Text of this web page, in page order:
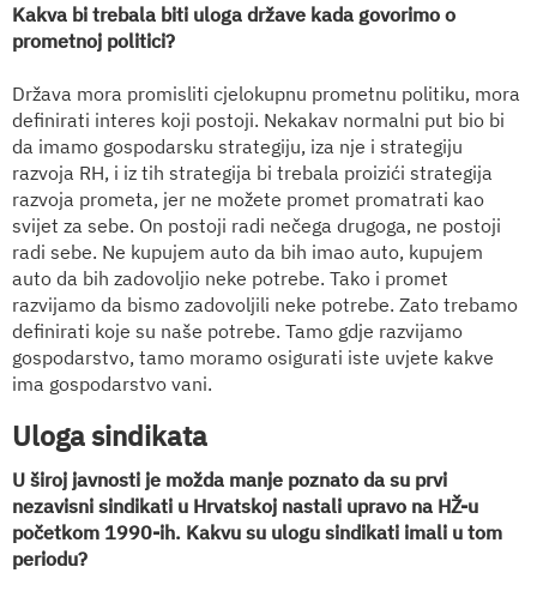
Kakva bi trebala biti uloga države kada govorimo o
prometnoj politici?
Država mora promisliti cjelokupnu prometnu politiku, mora
definirati interes koji postoji. Nekakav normalni put bio bi
da imamo gospodarsku strategiju, iza nje i strategiju
razvoja RH, i iz tih strategija bi trebala proizići strategija
razvoja prometa, jer ne možete promet promatrati kao
svijet za sebe. On postoji radi nečega drugoga, ne postoji
radi sebe. Ne kupujem auto da bih imao auto, kupujem
auto da bih zadovoljio neke potrebe. Tako i promet
razvijamo da bismo zadovoljili neke potrebe. Zato trebamo
definirati koje su naše potrebe. Tamo gdje razvijamo
gospodarstvo, tamo moramo osigurati iste uvjete kakve
ima gospodarstvo vani.
Uloga sindikata
U široj javnosti je možda manje poznato da su prvi
nezavisni sindikati u Hrvatskoj nastali upravo na HŽ-u
početkom 1990-ih. Kakvu su ulogu sindikati imali u tom
periodu?